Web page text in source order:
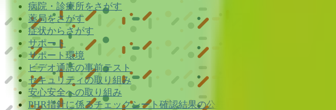
病院・診療所をさがす
薬局をさがす
症状からさがす
サポート
サポート環境
ビデオ通話の事前テスト
セキュリティの取り組み
安心安全への取り組み
PHR指針に係るチェックシート確認結果の公表